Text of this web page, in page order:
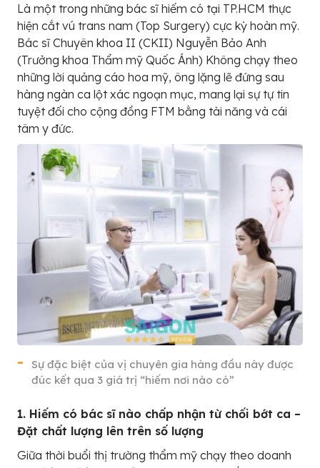
Là một trong những bác sĩ hiếm có tại TP.HCM thực
hiện cắt vú trans nam (Top Surgery) cực kỳ hoàn mỹ.
Bác sĩ Chuyên khoa II (CKII) Nguyễn Bảo Anh
(Trưởng khoa Thẩm mỹ Quốc Ánh) Không chạy theo
những lời quảng cáo hoa mỹ, ông lặng lẽ đứng sau
hàng ngàn ca lột xác ngoạn mục, mang lại sự tự tin
tuyệt đối cho cộng đồng FTM bằng tài năng và cái
tâm y đức.
Sự đặc biệt của vị chuyên gia hàng đầu này được
đúc kết qua 3 giá trị “hiếm nơi nào có”
1. Hiếm có bác sĩ nào chấp nhận từ chối bớt ca –
Đặt chất lượng lên trên số lượng
Giữa thời buổi thị trường thẩm mỹ chạy theo doanh